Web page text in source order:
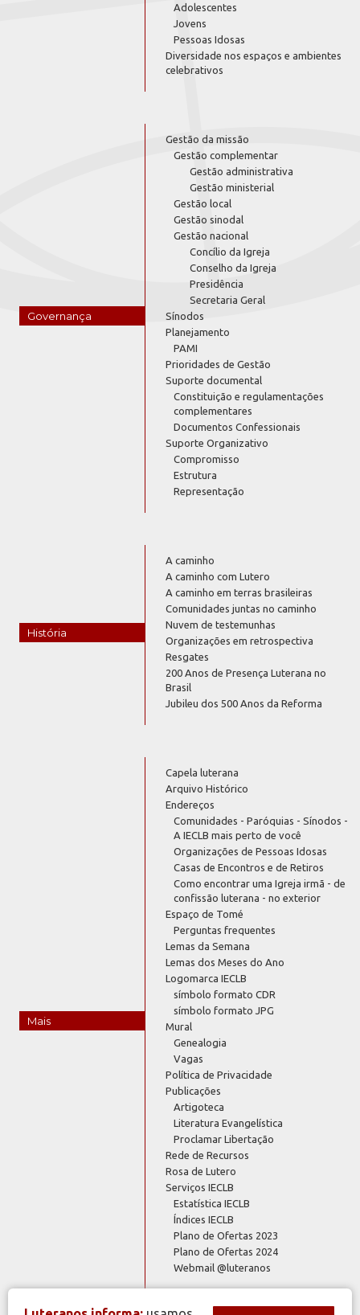
Adolescentes
Jovens
Pessoas Idosas
Diversidade nos espaços e ambientes
celebrativos
Governança
Gestão da missão
Gestão complementar
Gestão administrativa
Gestão ministerial
Gestão local
Gestão sinodal
Gestão nacional
Concílio da Igreja
Conselho da Igreja
Presidência
Secretaria Geral
Sínodos
Planejamento
PAMI
Prioridades de Gestão
Suporte documental
Constituição e regulamentações
complementares
Documentos Confessionais
Suporte Organizativo
Compromisso
Estrutura
Representação
História
A caminho
A caminho com Lutero
A caminho em terras brasileiras
Comunidades juntas no caminho
Nuvem de testemunhas
Organizações em retrospectiva
Resgates
200 Anos de Presença Luterana no
Brasil
Jubileu dos 500 Anos da Reforma
Mais
Capela luterana
Arquivo Histórico
Endereços
Comunidades - Paróquias - Sínodos -
A IECLB mais perto de você
Organizações de Pessoas Idosas
Casas de Encontros e de Retiros
Como encontrar uma Igreja irmã - de
confissão luterana - no exterior
Espaço de Tomé
Perguntas frequentes
Lemas da Semana
Lemas dos Meses do Ano
Logomarca IECLB
símbolo formato CDR
símbolo formato JPG
Mural
Genealogia
Vagas
Política de Privacidade
Publicações
Artigoteca
Literatura Evangelística
Proclamar Libertação
Rede de Recursos
Rosa de Lutero
Serviços IECLB
Estatística IECLB
Índices IECLB
Plano de Ofertas 2023
Plano de Ofertas 2024
Webmail @luteranos